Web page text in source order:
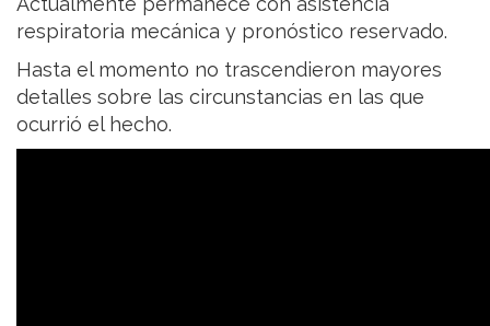
respiratoria mecánica y pronóstico reservado.
Hasta el momento no trascendieron mayores
detalles sobre las circunstancias en las que
ocurrió el hecho.